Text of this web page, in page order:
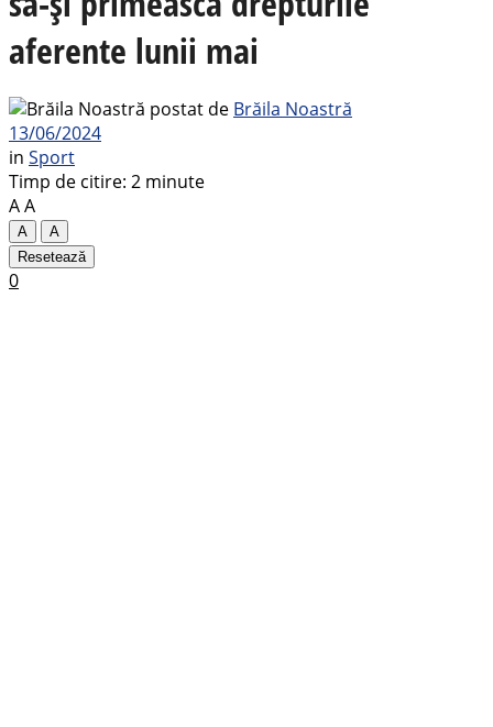
aferente lunii mai
postat de Brăila Noastră
13/06/2024
in Sport
Timp de citire: 2 minute
AA
A
A
Resetează
0